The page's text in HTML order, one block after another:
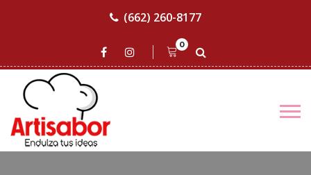
(662) 260-8177
0